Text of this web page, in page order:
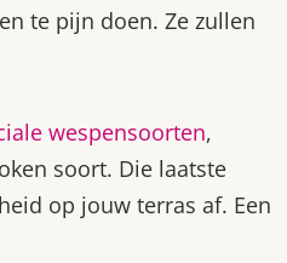
te pijn doen. Ze zullen
wespensoorten,
soort. Die laatste
op jouw terras af. Een